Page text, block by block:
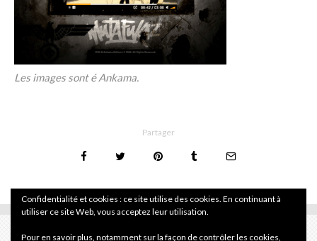
Les images sont é Ankama.
Partager
Confidentialité et cookies : ce site utilise des cookies. En continuant à
utiliser ce site Web, vous acceptez leur utilisation.
Pour en savoir plus, notamment sur la façon de contrôler les cookies,